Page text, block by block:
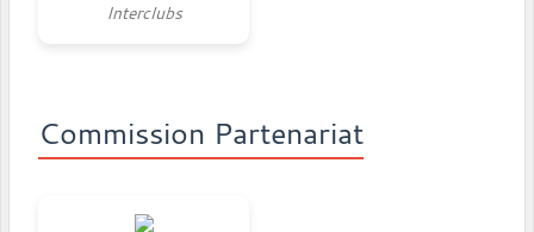
Interclubs
Commission Partenariat